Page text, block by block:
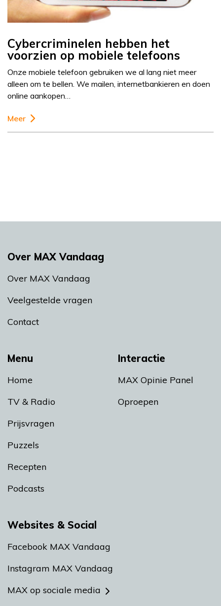
Cybercriminelen hebben het
voorzien op mobiele telefoons
Onze mobiele telefoon gebruiken we al lang niet meer
alleen om te bellen. We mailen, internetbankieren en doen
online aankopen…
Meer
Menu
Home
TV & Radio
Prijsvragen
Puzzels
Recepten
Podcasts
Interactie
MAX Opinie Panel
Oproepen
Over MAX Vandaag
Over MAX Vandaag
Veelgestelde vragen
Contact
Websites & Social
Facebook MAX Vandaag
Instagram MAX Vandaag
MAX op sociale media